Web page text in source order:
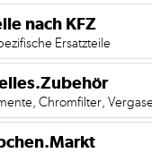
nach KFZ
Ersatzteile
Chromfilter,